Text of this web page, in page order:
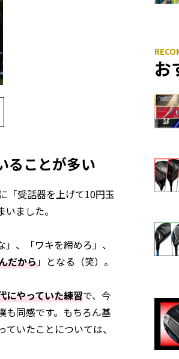
ることが多い
「受話器を上げて10円玉
ました。
、「ワキを締めろ」、
だから」となる（笑）。
にやっていた練習で、今
も同感です。もちろん基
いたことについては、
お